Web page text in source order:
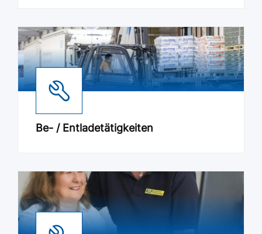
Be- / Entladetätigkeiten